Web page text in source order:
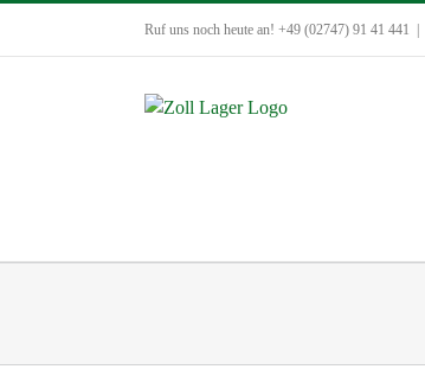
Ruf uns noch heute an! +49 (02747) 91 41 441